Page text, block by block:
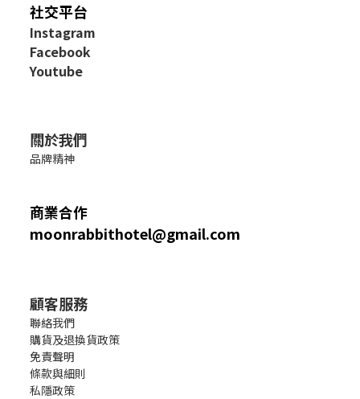
社交平台
Instagram
Facebook
Youtube
關於我們
品牌精神
商業合作
moonrabbithotel@gmail.com
顧客服務
聯絡我們
購貨及退換貨政策
免責聲明
條款與細則
私隱政策